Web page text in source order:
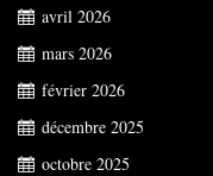
avril 2026
mars 2026
février 2026
décembre 2025
octobre 2025